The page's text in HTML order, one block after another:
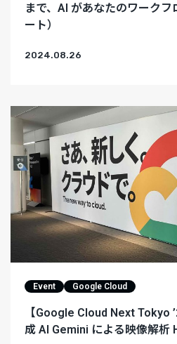
まで、AI があなたのワーク
ート）
2024.08.26
Event Google Cloud
【Google Cloud Next Tokyo
成 AI Gemini による映像解析